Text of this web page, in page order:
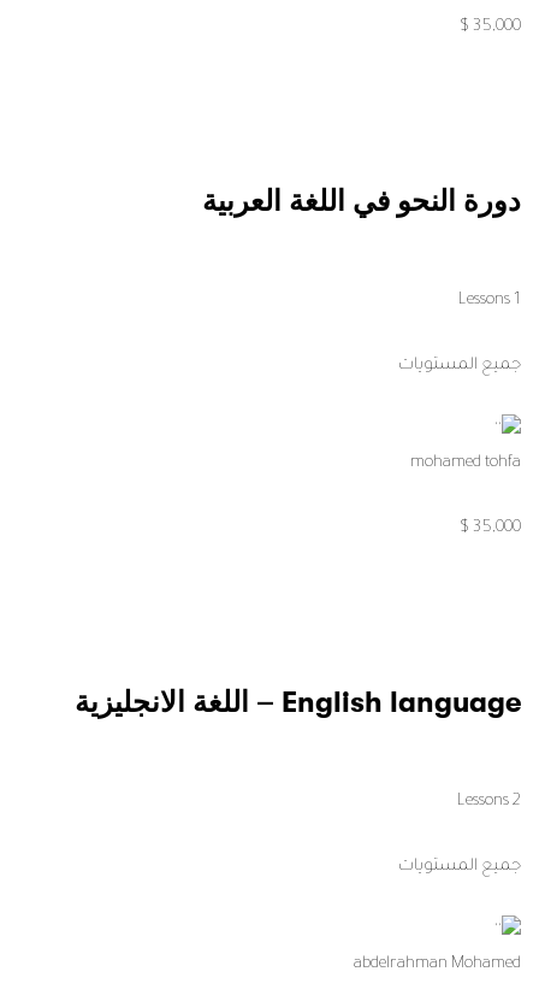
35,000 $
دورة النحو في اللغة العربية
1 Lessons
جميع المستويات
mohamed tohfa
35,000 $
English language – اللغة الانجليزية
2 Lessons
جميع المستويات
abdelrahman Mohamed